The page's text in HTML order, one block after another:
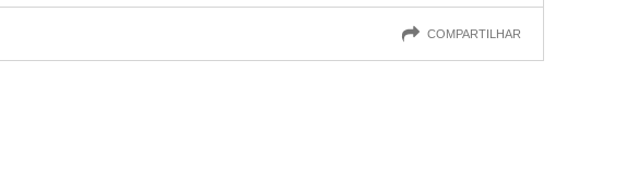
COMPARTILHAR